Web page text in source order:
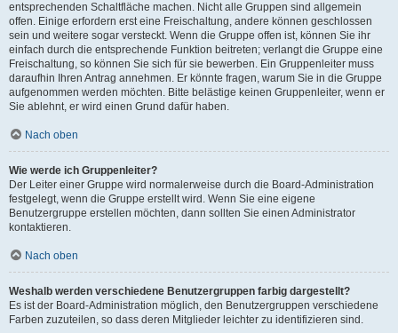
entsprechenden Schaltfläche machen. Nicht alle Gruppen sind allgemein
offen. Einige erfordern erst eine Freischaltung, andere können geschlossen
sein und weitere sogar versteckt. Wenn die Gruppe offen ist, können Sie ihr
einfach durch die entsprechende Funktion beitreten; verlangt die Gruppe eine
Freischaltung, so können Sie sich für sie bewerben. Ein Gruppenleiter muss
daraufhin Ihren Antrag annehmen. Er könnte fragen, warum Sie in die Gruppe
aufgenommen werden möchten. Bitte belästige keinen Gruppenleiter, wenn er
Sie ablehnt, er wird einen Grund dafür haben.
Nach oben
Wie werde ich Gruppenleiter?
Der Leiter einer Gruppe wird normalerweise durch die Board-Administration
festgelegt, wenn die Gruppe erstellt wird. Wenn Sie eine eigene
Benutzergruppe erstellen möchten, dann sollten Sie einen Administrator
kontaktieren.
Nach oben
Weshalb werden verschiedene Benutzergruppen farbig dargestellt?
Es ist der Board-Administration möglich, den Benutzergruppen verschiedene
Farben zuzuteilen, so dass deren Mitglieder leichter zu identifizieren sind.